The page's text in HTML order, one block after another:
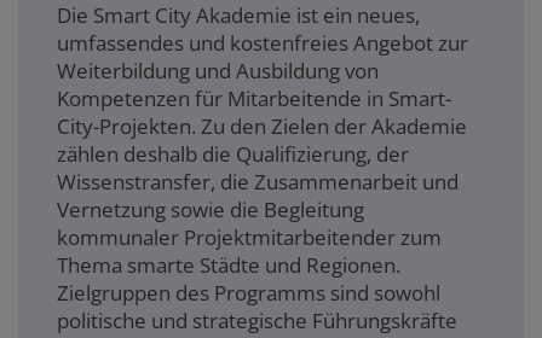
Die Smart City Akademie ist ein neues,
umfassendes und kostenfreies Angebot zur
Weiterbildung und Ausbildung von
Kompetenzen für Mitarbeitende in Smart-
City-Projekten. Zu den Zielen der Akademie
zählen deshalb die Qualifizierung, der
Wissenstransfer, die Zusammenarbeit und
Vernetzung sowie die Begleitung
kommunaler Projektmitarbeitender zum
Thema smarte Städte und Regionen.
Zielgruppen des Programms sind sowohl
politische und strategische Führungskräfte